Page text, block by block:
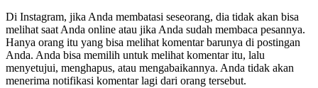
Di Instagram, jika Anda membatasi seseorang, dia tidak akan bisa
melihat saat Anda online atau jika Anda sudah membaca pesannya.
Hanya orang itu yang bisa melihat komentar barunya di postingan
Anda. Anda bisa memilih untuk melihat komentar itu, lalu
menyetujui, menghapus, atau mengabaikannya. Anda tidak akan
menerima notifikasi komentar lagi dari orang tersebut.